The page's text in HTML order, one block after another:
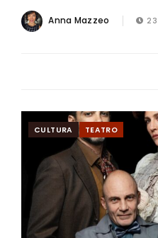
Anna Mazzeo
CULTURA TEATRO